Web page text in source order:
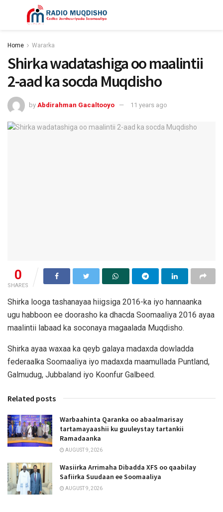
Home Wararka
Shirka wadatashiga oo maalintii
2-aad ka socda Muqdisho
by Abdirahman Gacaltooyo 11 years ago
0
SHARES
Shirka looga tashanayaa hiigsiga 2016-ka iyo hannaanka
ugu habboon ee doorasho ka dhacda Soomaaliya 2016 ayaa
maalintii labaad ka soconaya magaalada Muqdisho.
Shirka ayaa waxaa ka qeyb galaya madaxda dowladda
federaalka Soomaaliya iyo madaxda maamullada Puntland,
Galmudug, Jubbaland iyo Koonfur Galbeed.
Related posts
Warbaahinta Qaranka oo abaalmarisay
tartamayaashii ku guuleystay tartankii
Ramadaanka
AUGUST 9, 2026
Wasiirka Arrimaha Dibadda XFS oo qaabilay
Safiirka Suudaan ee Soomaaliya
AUGUST 9, 2026